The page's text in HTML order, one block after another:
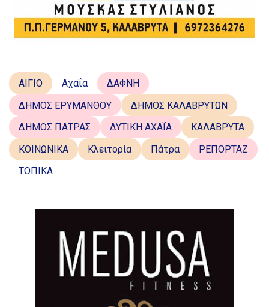
ΑΙΓΙΟ Αχαΐα
ΔΑΦΝΗ
ΔΗΜΟΣ ΕΡΥΜΑΝΘΟΥ
ΔΗΜΟΣ ΚΑΛΑΒΡΥΤΩΝ
ΔΗΜΟΣ ΠΑΤΡΑΣ
ΔΥΤΙΚΗ ΑΧΑΪΑ
ΚΑΛΑΒΡΥΤΑ
ΚΟΙΝΩΝΙΚΑ
Κλειτορία Πάτρα
ΡΕΠΟΡΤΑΖ
ΤΟΠΙΚΑ